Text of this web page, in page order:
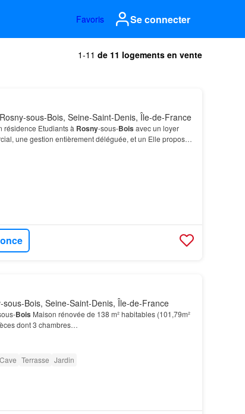
Favoris Se connecter
1-11 de 11 logements en vente
sous-Bois, Seine-Saint-Denis, Île-de-France
résidence Etudiants à Rosny-sous-Bois avec un loyer
une gestion entièrement déléguée, et un Elle propose
Bois, Seine-Saint-Denis, Île-de-France
Bois Maison rénovée de 138 m² habitables (101,79m²
dont 3 chambres…
Cave Terrasse Jardin